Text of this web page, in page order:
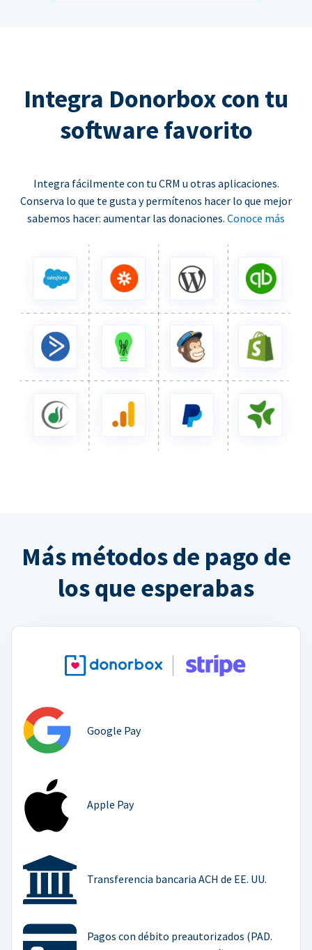
Integra Donorbox con tu
software favorito
Integra fácilmente con tu CRM u otras aplicaciones.
Conserva lo que te gusta y permítenos hacer lo que mejor
sabemos hacer: aumentar las donaciones. Conoce más
Más métodos de pago de
los que esperabas
Google Pay
Apple Pay
Transferencia bancaria ACH de EE. UU.
Pagos con débito preautorizados (PAD.